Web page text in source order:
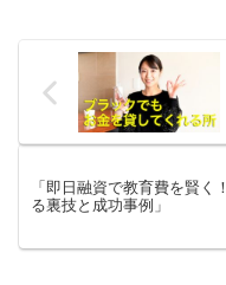
「即日融資で教育費を賢く
る裏技と成功事例」